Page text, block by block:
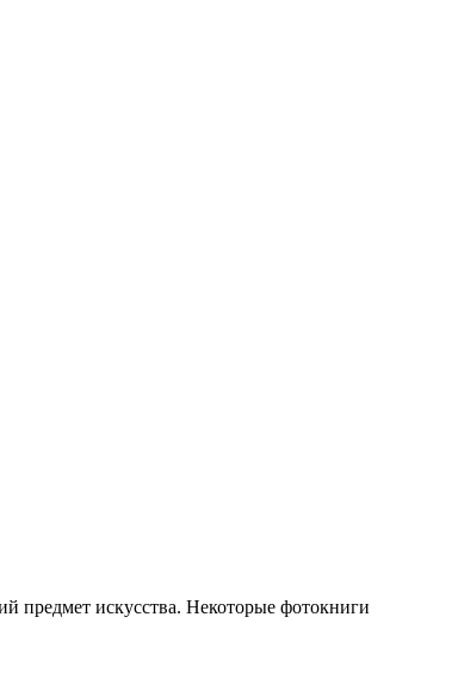
предмет искусства. Некоторые фотокниги